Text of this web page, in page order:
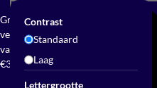
Gratis
verzending
vanaf
€300
Contrast
Standaard
Laag
Lettergrootte